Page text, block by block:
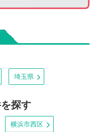
埼玉県
探す
横浜市西区